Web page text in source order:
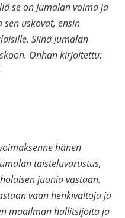
se on Jumalan voima ja
uskovat, ensin
Siinä Jumalan
Onhan kirjoitettu:
hänen
taisteluvarustus,
juonia vastaan.
vaan henkivaltoja ja
maailman hallitsijoita ja